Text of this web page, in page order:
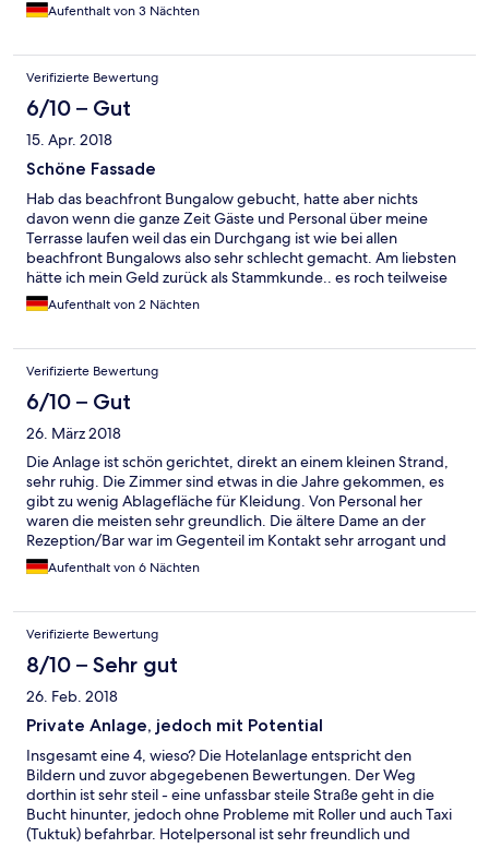
Aufenthalt von 3 Nächten
Verifizierte Bewertung
6/10 – Gut
15. Apr. 2018
Schöne Fassade
Hab das beachfront Bungalow gebucht, hatte aber nichts
davon wenn die ganze Zeit Gäste und Personal über meine
Terrasse laufen weil das ein Durchgang ist wie bei allen
beachfront Bungalows also sehr schlecht gemacht. Am liebsten
hätte ich mein Geld zurück als Stammkunde.. es roch teilweise
nach wc im Zimmer und auf der Anlage
Aufenthalt von 2 Nächten
Verifizierte Bewertung
6/10 – Gut
26. März 2018
Die Anlage ist schön gerichtet, direkt an einem kleinen Strand,
sehr ruhig. Die Zimmer sind etwas in die Jahre gekommen, es
gibt zu wenig Ablagefläche für Kleidung. Von Personal her
waren die meisten sehr greundlich. Die ältere Dame an der
Rezeption/Bar war im Gegenteil im Kontakt sehr arrogant und
abwertend. Unsere Klimaanlage ist in der Macht kaputt
gegangen. Wir haben dies um 8:00 Uhr morgens der selben
wir wieder kamen, hatte sich niemand darum gekümmert habt.
Im Zimmer war es entsprechend mind.40 Grad. Wir mussten
dann am späten Nachmittag in ein anderes Zimmer umziehen,
weil niemand mehr da war, der das reparieren konnte.
Aufenthalt von 6 Nächten
Verifizierte Bewertung
8/10 – Sehr gut
26. Feb. 2018
Private Anlage, jedoch mit Potential
Insgesamt eine 4, wieso? Die Hotelanlage entspricht den
Bildern und zuvor abgegebenen Bewertungen. Der Weg
dorthin ist sehr steil - eine unfassbar steile Straße geht in die
Bucht hinunter, jedoch ohne Probleme mit Roller und auch Taxi
(Tuktuk) befahrbar. Hotelpersonal ist sehr freundlich und